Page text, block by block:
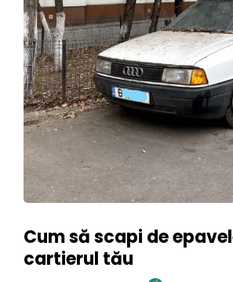
Cum să scapi de
cartierul tău